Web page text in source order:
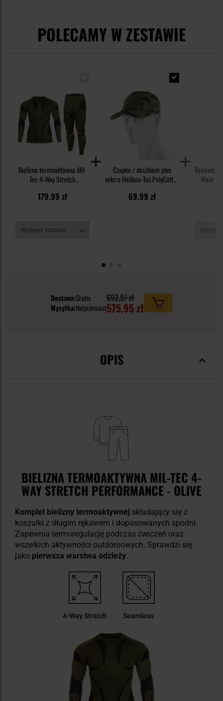
POLECAMY W ZESTAWIE
Bielizna termoaktywna Mil-
Tec 4-Way Stretch
179,99 zł
Czapka z daszkiem plus
velcro Helikon-Tex PolyCotton
Woodland
69,99 zł
Rękawice
Wear
Dostawa:Gratis
Wysyłka:Natychmiast
692,97 zł
575,95 zł
OPIS
BIELIZNA TERMOAKTYWNA MIL-TEC 4-
WAY STRETCH PERFORMANCE - OLIVE
Komplet bielizny termoaktywnej składający się z
koszulki z długim rękawem i dopasowanych spodni.
Zapewnia termoregulację podczas ćwiczeń oraz
wszelkich aktywności outdoroowych. Sprawdzi się
jako pierwsza warstwa odzieży.
4-Way Stretch Seamless